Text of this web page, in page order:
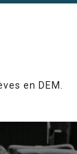
en DEM.